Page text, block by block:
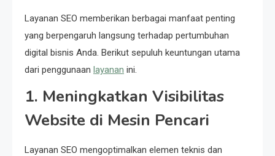
Layanan SEO memberikan berbagai manfaat penting
yang berpengaruh langsung terhadap pertumbuhan
digital bisnis Anda. Berikut sepuluh keuntungan utama
dari penggunaan layanan ini.
1. Meningkatkan Visibilitas
Website di Mesin Pencari
Layanan SEO mengoptimalkan elemen teknis dan